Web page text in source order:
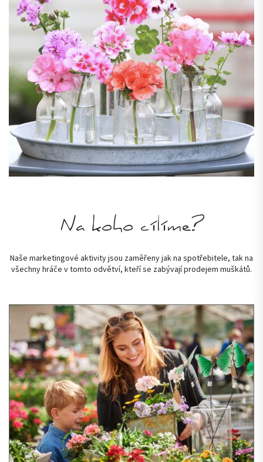
Na koho cílíme?
Naše marketingové aktivity jsou zaměřeny jak na spotřebitele, tak na
všechny hráče v tomto odvětví, kteří se zabývají prodejem muškátů.